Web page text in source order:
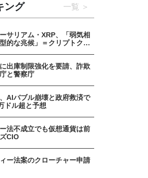
ング 一覧
サリアム・XRP、「弱気相
的な兆候」＝クリプトクア
出庫制限強化を要請、詐欺
と警察庁
AIバブル崩壊と政府救済で
ドル超と予想
法不成立でも仮想通貨は前
CIO
ー法案のクローチャー申請